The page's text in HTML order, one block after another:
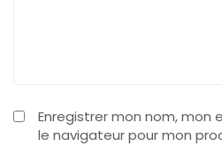
Enregistrer mon nom,
le navigateur pour mon